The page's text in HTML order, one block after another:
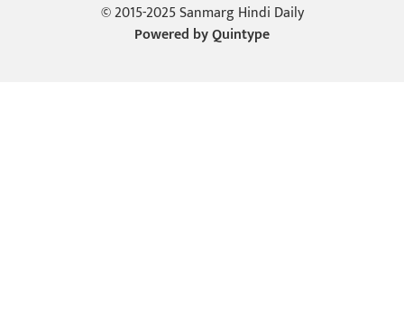
© 2015-2025 Sanmarg Hindi Daily
Powered byQuintype